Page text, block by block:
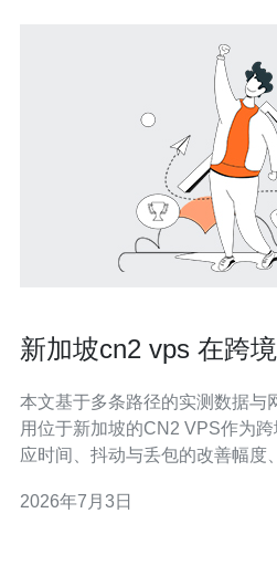
新加坡cn2 vps 在跨
本文基于多条路径的实测数据与
用位于新加坡的CN2 VPS作为
应时间、抖动与丢包的改善幅度
依据的判断。 怎么衡量CN2 VPS对跨境游戏延迟的影响?
2026年7月3日